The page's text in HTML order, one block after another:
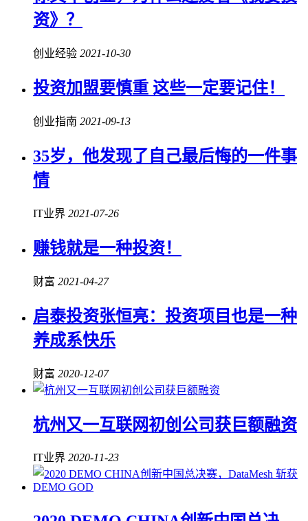
资》？
创业经验 2021-10-30
投资加盟要慎重 这些一定要记住！
创业指南 2021-09-13
35岁，他发现了自己最后悔的一件事
情
IT业界 2021-07-26
赚钱就是一种投资！
财富 2021-04-27
启泰投资张恒亮：投资项目也是一种
养成系快乐
财富 2020-12-07
杭州又一互联网初创公司获巨额融资
IT业界 2020-11-23